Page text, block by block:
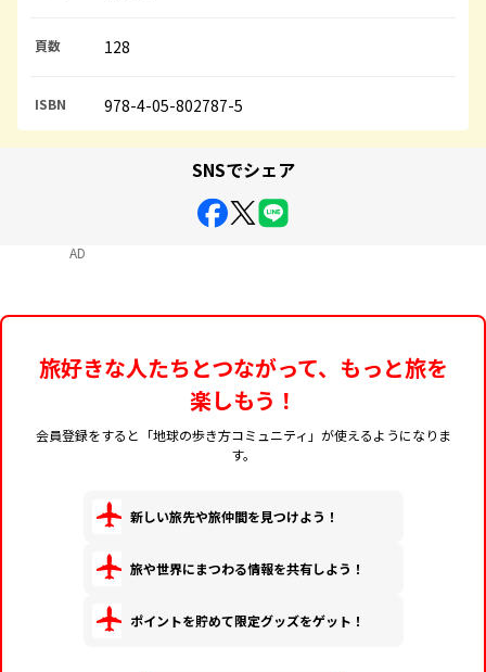
頁数 128
ISBN 978-4-05-802787-5
SNSでシェア
AD
旅好きな人たちとつながって、もっと旅を
楽しもう！
会員登録をすると「地球の歩き方コミュニティ」が使えるようになりま
す。
新しい旅先や旅仲間を見つけよう！
旅や世界にまつわる情報を共有しよう！
ポイントを貯めて限定グッズをゲット！